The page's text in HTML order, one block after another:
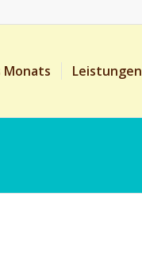
Monats Leistungen